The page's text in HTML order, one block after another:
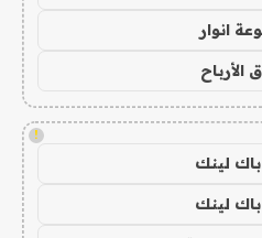
انوار
الأرباح
!
لينك
لينك